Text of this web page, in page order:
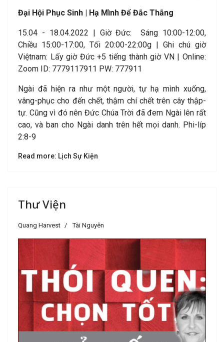
Đại Hội Phục Sinh | Hạ Mình Để Đắc Thắng
15.04 - 18.04.2022 | Giờ Đức: Sáng 10:00-12:00,
Chiều 15:00-17:00, Tối 20:00-22:00g | Ghi chú giờ
Việtnam: Lấy giờ Đức +5 tiếng thành giờ VN | Online:
Zoom ID: 7779117911 PW: 777911
Ngài đã hiện ra như một người, tự hạ mình xuống,
vâng-phục cho đến chết, thậm chí chết trên cây thập-
tự. Cũng vì đó nên Đức Chúa Trời đã đem Ngài lên rất
cao, và ban cho Ngài danh trên hết mọi danh. Phi-líp
2:8-9
Read more: Lịch Sự Kiện
Thư Viện
Quang Harvest Tài Nguyên